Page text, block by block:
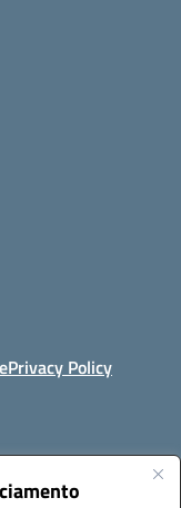
Privacy Policy